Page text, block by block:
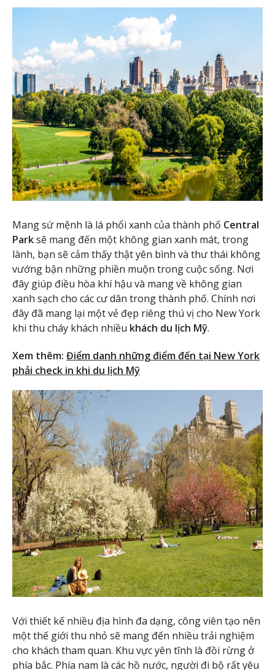
Mang sứ mệnh là lá phổi xanh của thành phố Central
Parksẽ mang đến một không gian xanh mát, trong
lành, bạn sẽ cảm thấy thật yên bình và thư thái không
vướng bận những phiền muộn trong cuộc sống. Nơi
đây giúp điều hòa khí hậu và mang về không gian
xanh sạch cho các cư dân trong thành phố. Chính nơi
đây đã mang lại một vẻ đẹp riêng thú vị cho New York
khi thu cháy khách nhiều khách du lịch Mỹ.
Xem thêm: Điểm danh những điểm đến tại New York
phải check in khi du lịch Mỹ
Với thiết kế nhiều địa hình đa dạng, công viên tạo nên
một thế giới thu nhỏ sẽ mang đến nhiều trải nghiệm
cho khách tham quan. Khu vực yên tĩnh là đồi rừng ở
phía bắc. Phía nam là các hồ nước, người đi bộ rất yêu